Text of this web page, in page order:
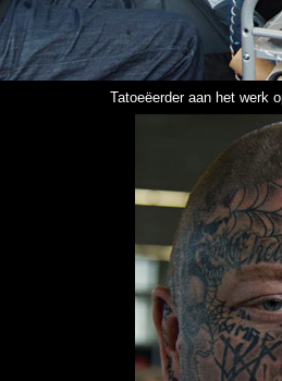
Tatoeëerder aan het werk